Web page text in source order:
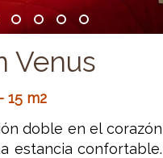
Venus
15 m2
doble en el corazón
estancia confortable.